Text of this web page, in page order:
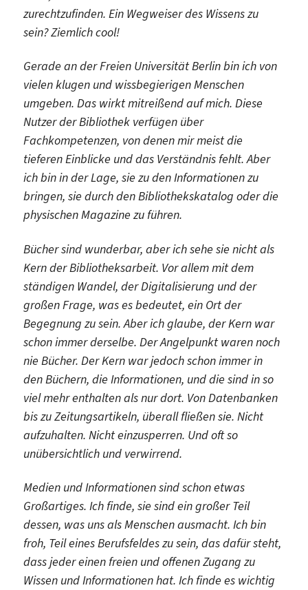
zurechtzufinden. Ein Wegweiser des Wissens zu
sein? Ziemlich cool!
Gerade an der Freien Universität Berlin bin ich von
vielen klugen und wissbegierigen Menschen
umgeben. Das wirkt mitreißend auf mich. Diese
Nutzer der Bibliothek verfügen über
Fachkompetenzen, von denen mir meist die
tieferen Einblicke und das Verständnis fehlt. Aber
ich bin in der Lage, sie zu den Informationen zu
bringen, sie durch den Bibliothekskatalog oder die
physischen Magazine zu führen.
Bücher sind wunderbar, aber ich sehe sie nicht als
Kern der Bibliotheksarbeit. Vor allem mit dem
ständigen Wandel, der Digitalisierung und der
großen Frage, was es bedeutet, ein Ort der
Begegnung zu sein. Aber ich glaube, der Kern war
schon immer derselbe. Der Angelpunkt waren noch
nie Bücher. Der Kern war jedoch schon immer in
den Büchern, die Informationen, und die sind in so
viel mehr enthalten als nur dort. Von Datenbanken
bis zu Zeitungsartikeln, überall fließen sie. Nicht
aufzuhalten. Nicht einzusperren. Und oft so
unübersichtlich und verwirrend.
Medien und Informationen sind schon etwas
Großartiges. Ich finde, sie sind ein großer Teil
dessen, was uns als Menschen ausmacht. Ich bin
froh, Teil eines Berufsfeldes zu sein, das dafür steht,
dass jeder einen freien und offenen Zugang zu
Wissen und Informationen hat. Ich finde es wichtig